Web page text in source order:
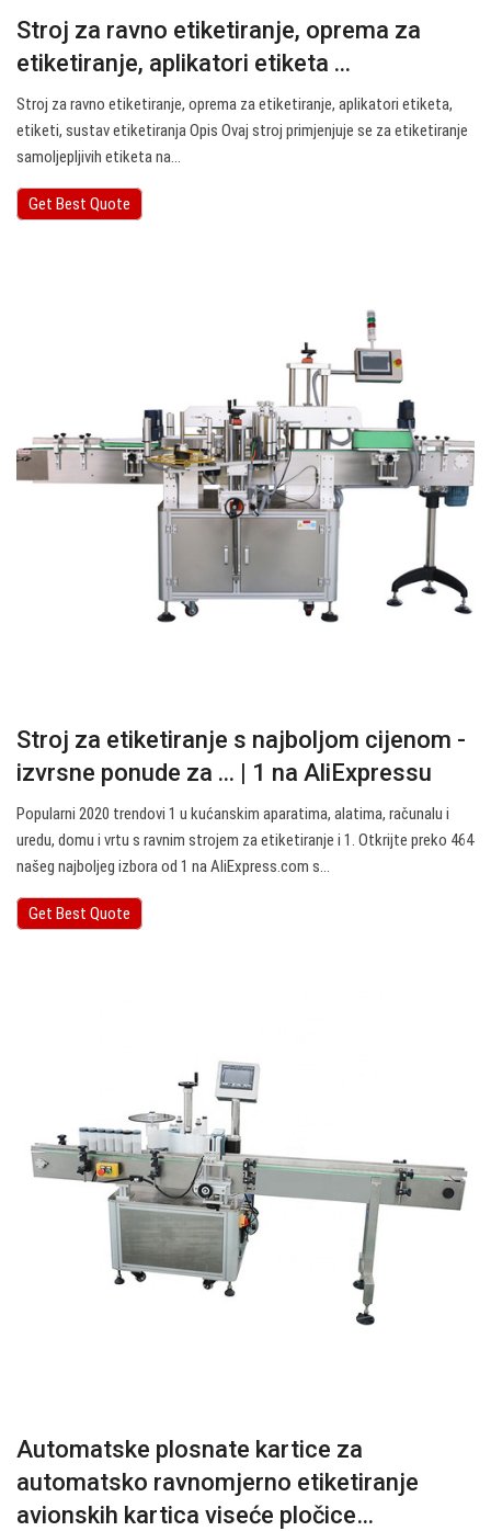
Stroj za ravno etiketiranje, oprema za
etiketiranje, aplikatori etiketa ...
Stroj za ravno etiketiranje, oprema za etiketiranje, aplikatori etiketa,
etiketi, sustav etiketiranja Opis Ovaj stroj primjenjuje se za etiketiranje
samoljepljivih etiketa na…
Get Best Quote
Stroj za etiketiranje s najboljom cijenom -
izvrsne ponude za ... | 1 na AliExpressu
Popularni 2020 trendovi 1 u kućanskim aparatima, alatima, računalu i
uredu, domu i vrtu s ravnim strojem za etiketiranje i 1. Otkrijte preko 464
našeg najboljeg izbora od 1 na AliExpress.com s…
Get Best Quote
Automatske plosnate kartice za
automatsko ravnomjerno etiketiranje
avionskih kartica viseće pločice…